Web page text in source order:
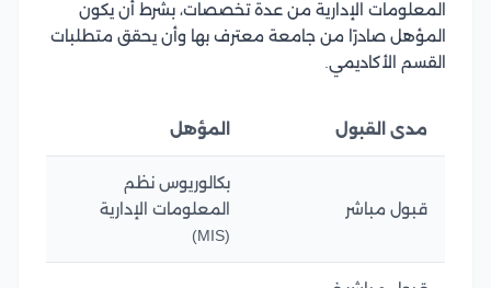
المعلومات الإدارية من عدة تخصصات، بشرط أن يكون
المؤهل صادرًا من جامعة معترف بها وأن يحقق متطلبات
القسم الأكاديمي.
مدى القبول المؤهل
قبول مباشر
بكالوريوس نظم
المعلومات الإدارية
(MIS)